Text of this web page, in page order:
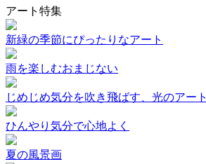
アート特集
新緑の季節にぴったりなアート
雨を楽しむおまじない
じめじめ気分を吹き飛ばす、光のアート
ひんやり気分で心地よく
夏の風景画